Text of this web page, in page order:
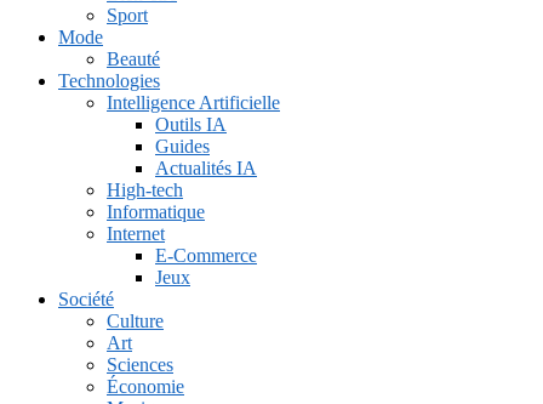
Sport
Mode
Beauté
Technologies
Intelligence Artificielle
Outils IA
Guides
Actualités IA
High-tech
Informatique
Internet
E-Commerce
Jeux
Société
Culture
Art
Sciences
Économie